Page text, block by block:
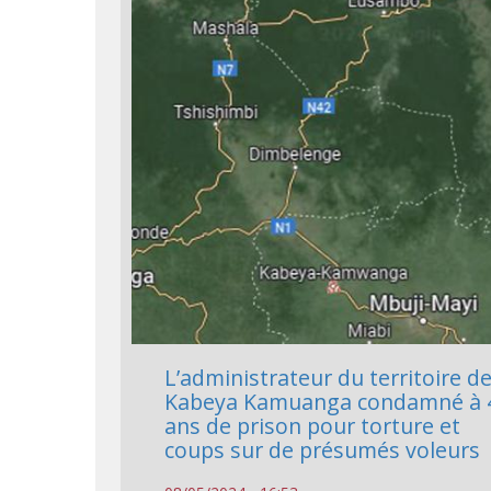
L’administrateur du territoire
Kabeya Kamuanga condamné à
ans de prison pour torture et
coups sur de présumés voleurs